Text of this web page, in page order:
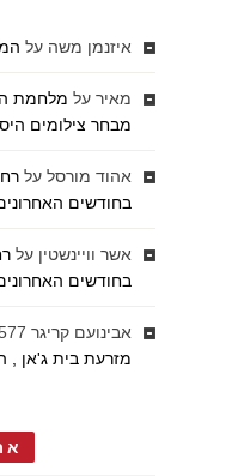
איזנמן משה על
מאיר על
מבחר צילומים
אהוד מורסל על
בחודשים
אשר וויינשטין על
בחודשים
אבינועם קריגר 097432577
מזרעת בית ג'אן ,